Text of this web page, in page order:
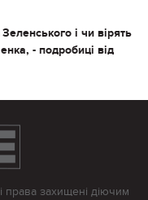
і чи вірять
- подробиці від
права захищені діючим